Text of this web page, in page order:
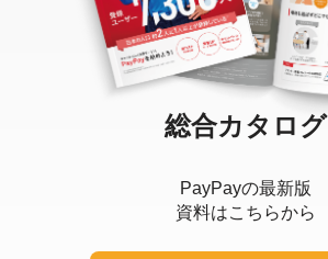
総合カタログ
PayPayの最新版
資料はこちらから